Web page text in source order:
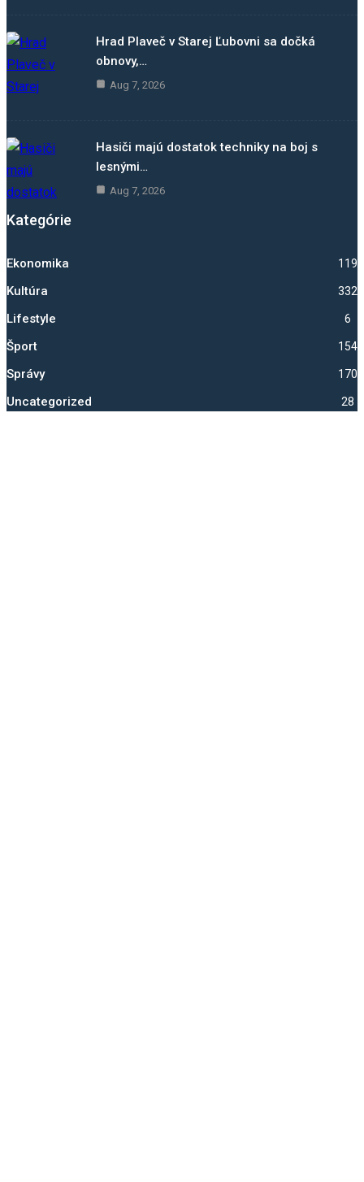
Hrad Plaveč v Starej Ľubovni sa dočká
obnovy,…
Aug 7, 2026
Hasiči majú dostatok techniky na boj s
lesnými…
Aug 7, 2026
Kategórie
Ekonomika 1192
Kultúra 332
Lifestyle 6
Šport 1541
Správy
Uncategorized 28